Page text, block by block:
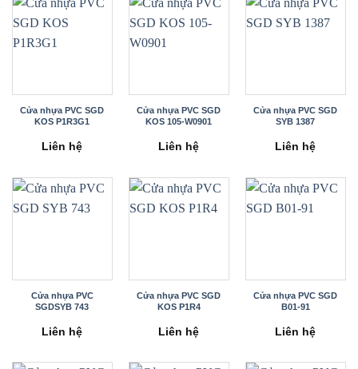
Cửa nhựa PVC SGD
KOS P1R3G1
Liên hệ
Cửa nhựa PVC SGD
KOS 105-W0901
Liên hệ
Cửa nhựa PVC SGD
SYB 1387
Liên hệ
Cửa nhựa PVC
SGDSYB 743
Liên hệ
Cửa nhựa PVC SGD
KOS P1R4
Liên hệ
Cửa nhựa PVC SGD
B01-91
Liên hệ